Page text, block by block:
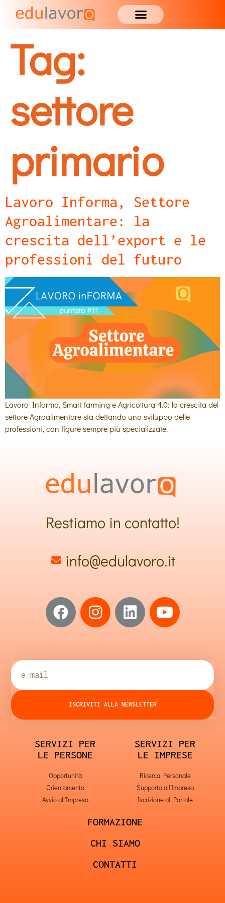
Tag:
settore
primario
Lavoro Informa, Settore
Agroalimentare: la
crescita dell’export e le
professioni del futuro
Lavoro Informa, Smart farming e Agricoltura 4.0: la crescita del
settore Agroalimentare sta dettando uno sviluppo delle
professioni, con figure sempre più specializzate.
Restiamo in contatto!
info@edulavoro.it
ISCRIVITI ALLA NEWSLETTER
SERVIZI PER
LE PERSONE
Opportunità
Orientamento
Avvio all'Impresa
SERVIZI PER
LE IMPRESE
Ricerca Personale
Supporto all'Impresa
Iscrizione al Portale
FORMAZIONE
CHI SIAMO
CONTATTI